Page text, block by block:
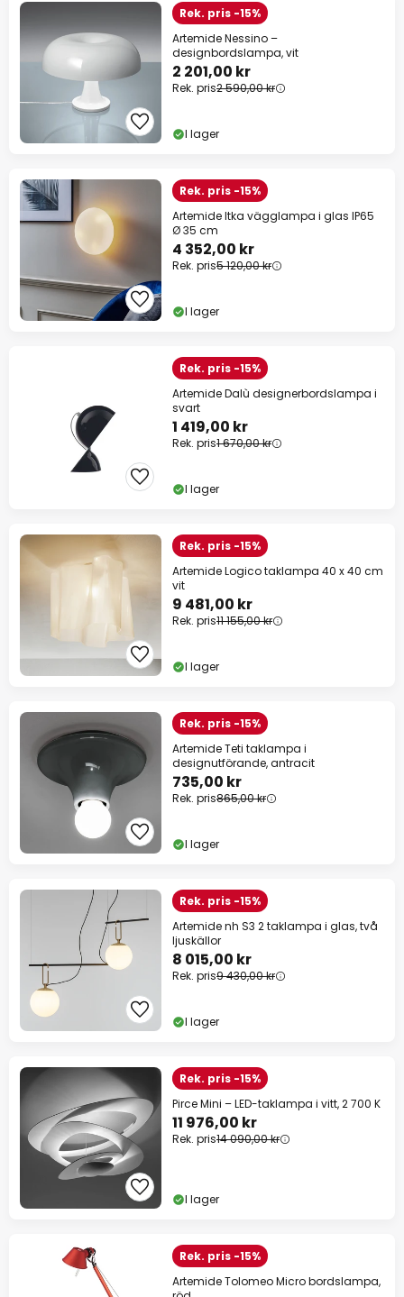
Rek. pris -15%
Artemide Nessino –
designbordslampa, vit
2 201,00 kr
Rek. pris2 590,00 kr
I lager
Rek. pris -15%
Artemide Itka vägglampa i glas IP65
Ø 35 cm
4 352,00 kr
Rek. pris5 120,00 kr
I lager
Rek. pris -15%
Artemide Dalù designerbordslampa i
svart
1 419,00 kr
Rek. pris1 670,00 kr
I lager
Rek. pris -15%
Artemide Logico taklampa 40 x 40 cm
vit
9 481,00 kr
Rek. pris11 155,00 kr
I lager
Rek. pris -15%
Artemide Teti taklampa i
designutförande, antracit
735,00 kr
Rek. pris865,00 kr
I lager
Rek. pris -15%
Artemide nh S3 2 taklampa i glas, två
ljuskällor
8 015,00 kr
Rek. pris9 430,00 kr
I lager
Rek. pris -15%
Pirce Mini – LED-taklampa i vitt, 2 700 K
11 976,00 kr
Rek. pris14 090,00 kr
I lager
Rek. pris -15%
Artemide Tolomeo Micro bordslampa,